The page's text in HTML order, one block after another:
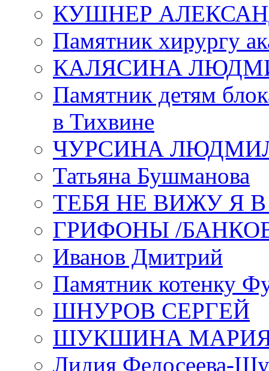
КУШНЕР
Памятник хирургу
КАЛЯСИНА
Памятник детям
в Тихвине
ЧУРСИНА
Татьяна Бушманова
ТЕБЯ НЕ ВИЖУ Я
ГРИФОНЫ /
Иванов Дмитрий
Памятник котенку
ШНУРОВ СЕРГЕЙ
ШУКШИНА
Лидия Федосеева-